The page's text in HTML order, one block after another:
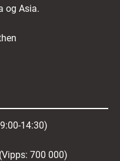
og Asia.
14:30)
700 000)